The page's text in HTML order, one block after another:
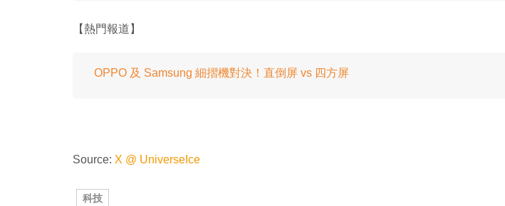
【熱門報道】
OPPO 及 Samsung 細摺機對決！直倒屏 vs 四方屏
Source: X @ UniverseIce
科技